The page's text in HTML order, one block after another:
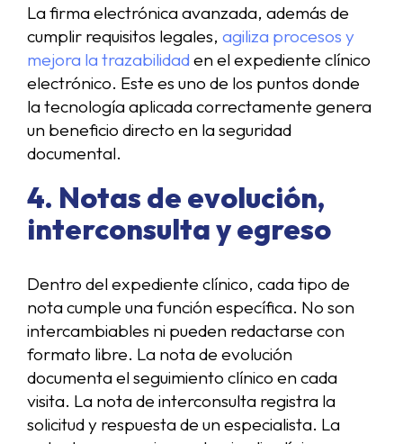
La firma electrónica avanzada, además de
cumplir requisitos legales, agiliza procesos y
mejora la trazabilidaden el expediente clínico
electrónico. Este es uno de los puntos donde
la tecnología aplicada correctamente genera
un beneficio directo en la seguridad
documental.
4. Notas de evolución,
interconsulta y egreso
Dentro del expediente clínico, cada tipo de
nota cumple una función específica. No son
intercambiables ni pueden redactarse con
formato libre. La nota de evolución
documenta el seguimiento clínico en cada
visita. La nota de interconsulta registra la
solicitud y respuesta de un especialista. La